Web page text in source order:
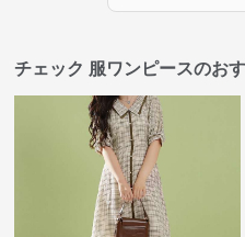
チェック 服ワンピースのお